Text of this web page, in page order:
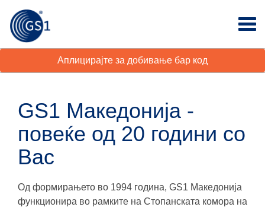
Аплицирајте за добивање бар код
GS1 Македонија -
повеќе од 20 години со
Вас
Од формирањето во 1994 година, GS1 Македонија
функционира во рамките на Стопанската комора на